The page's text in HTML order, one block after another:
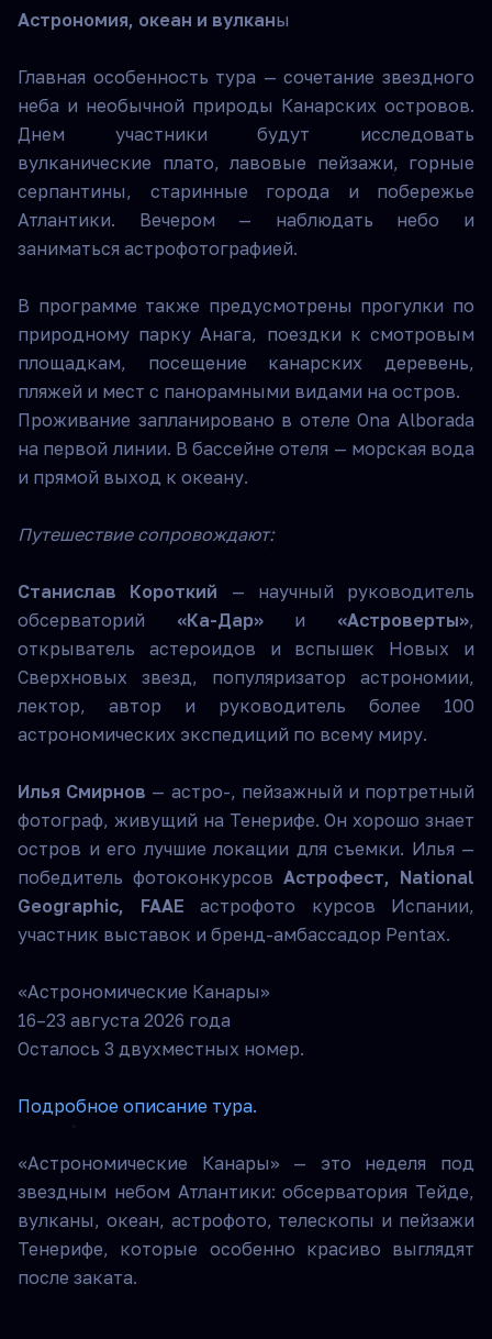
Астрономия, океан и вулканы
Главная особенность тура — сочетание звездного
неба и необычной природы Канарских островов.
Днем участники будут исследовать
вулканические плато, лавовые пейзажи, горные
серпантины, старинные города и побережье
Атлантики. Вечером — наблюдать небо и
заниматься астрофотографией.
В программе также предусмотрены прогулки по
природному парку Анага, поездки к смотровым
площадкам, посещение канарских деревень,
пляжей и мест с панорамными видами на остров.
Проживание запланировано в отеле Ona Alborada
на первой линии. В бассейне отеля — морская вода
и прямой выход к океану.
Путешествие сопровождают:
Станислав Короткий — научный руководитель
обсерваторий «Ка-Дар»и «Астроверты»,
открыватель астероидов и вспышек Новых и
Сверхновых звезд, популяризатор астрономии,
лектор, автор и руководитель более 100
астрономических экспедиций по всему миру.
Илья Смирнов — астро-, пейзажный и портретный
фотограф, живущий на Тенерифе. Он хорошо знает
остров и его лучшие локации для съемки. Илья —
победитель фотоконкурсов Астрофест, National
Geographic, FAAE астрофото курсов Испании,
участник выставок и бренд-амбассадор Pentax.
«Астрономические Канары»
16–23 августа 2026 года
Осталось 3 двухместных номер.
Подробное описание тура.
«Астрономические Канары» — это неделя под
звездным небом Атлантики: обсерватория Тейде,
вулканы, океан, астрофото, телескопы и пейзажи
Тенерифе, которые особенно красиво выглядят
после заката.